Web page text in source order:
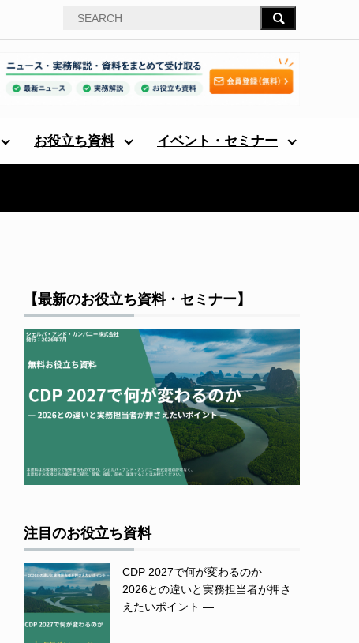
お役立ち資料 イベント・セミナー
【最新のお役立ち資料・セミナー】
注目のお役立ち資料
CDP 2027で何が変わるのか ―
2026との違いと実務担当者が押さ
えたいポイント ―